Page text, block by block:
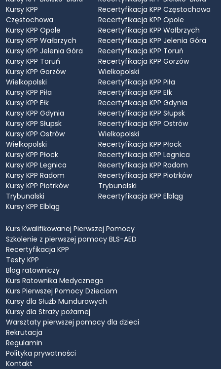
Kursy KPP
Częstochowa
Kursy KPP Opole
Kursy KPP Wałbrzych
Kursy KPP Jelenia Góra
Kursy KPP Toruń
Kursy KPP Gorzów
Wielkopolski
Kursy KPP Piła
Kursy KPP Ełk
Kursy KPP Gdynia
Kursy KPP Słupsk
Kursy KPP Ostrów
Wielkopolski
Kursy KPP Płock
Kursy KPP Legnica
Kursy KPP Radom
Kursy KPP Piotrków
Trybunalski
Kursy KPP Elbląg
Recertyfikacja KPP Częstochowa
Recertyfikacja KPP Opole
Recertyfikacja KPP Wałbrzych
Recertyfikacja KPP Jelenia Góra
Recertyfikacja KPP Toruń
Recertyfikacja KPP Gorzów
Wielkopolski
Recertyfikacja KPP Piła
Recertyfikacja KPP Ełk
Recertyfikacja KPP Gdynia
Recertyfikacja KPP Słupsk
Recertyfikacja KPP Ostrów
Wielkopolski
Recertyfikacja KPP Płock
Recertyfikacja KPP Legnica
Recertyfikacja KPP Radom
Recertyfikacja KPP Piotrków
Trybunalski
Recertyfikacja KPP Elbląg
Kurs Kwalifikowanej Pierwszej Pomocy
Szkolenie z pierwszej pomocy BLS-AED
Recertyfikacja KPP
Testy KPP
Blog ratowniczy
Kurs Ratownika Medycznego
Kurs Pierwszej Pomocy Dzieciom
Kursy dla Służb Mundurowych
Kursy dla Straży pożarnej
Warsztaty pierwszej pomocy dla dzieci
Rekrutacja
Regulamin
Polityka prywatności
Kontakt